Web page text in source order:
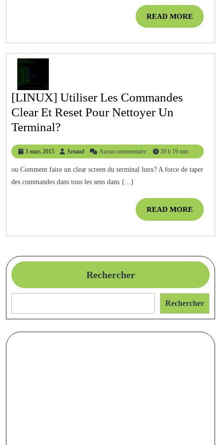
De
Commande
READ MOREREAD
MORE
[LINUX] Utiliser Les Commandes
Clear Et Reset Pour Nettoyer Un
Terminal?
Utiliser
Les
Commandes
Clear
Un
Terminal?
3 mars 2015
mars
2015
Arnaud ArnaudAucun commentaire 20 h 19 min
ou Comment faire un clear screen du terminal lunx? A force de taper
des commandes dans tous les sens dans {...}
READ MOREREAD
MORE
Rechercher
Rechercher